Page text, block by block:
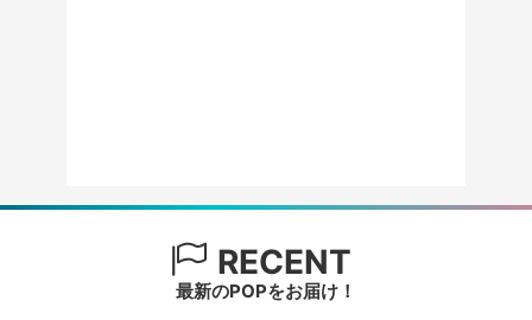
RECENT
最新のPOPをお届け！